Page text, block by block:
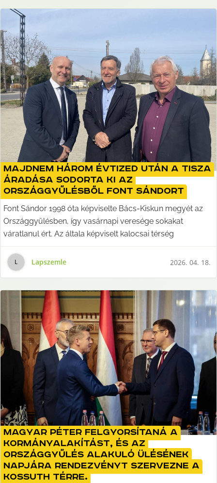
Majdnem három évtized után a Tisza
áradása sodorta ki az
Országgyűlésből Font Sándort
Font Sándor 1998 óta képviselte Bács-Kiskun megyét az
Országgyűlésben, így vasárnapi veresége sokakat
váratlanul ért. Az általa képviselt kalocsai térség
L Lapszemle 2026. 04. 18.
Magyar Péter felgyorsítaná a
kormányalakítást, és az
Országgyűlés alakuló ülésének
napjára rendezvényt szervezne a
Kossuth térre.